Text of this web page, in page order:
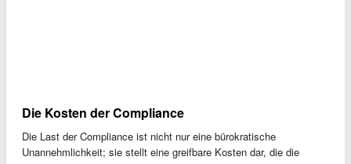
Die Kosten der Compliance
Die Last der Compliance ist nicht nur eine bürokratische
Unannehmlichkeit; sie stellt eine greifbare Kosten dar, die die